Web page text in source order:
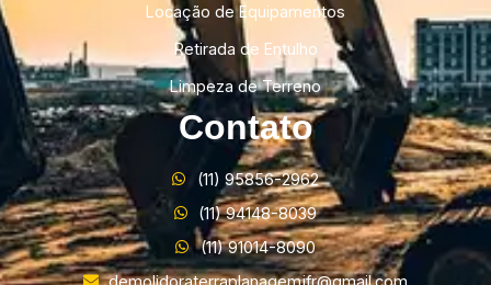
Locação de Equipamentos
Retirada de Entulho
Limpeza de Terreno
Contato
(11) 95856-2962
(11) 94148-8039
(11) 91014-8090
demolidoraterraplanagemjfr@gmail.com